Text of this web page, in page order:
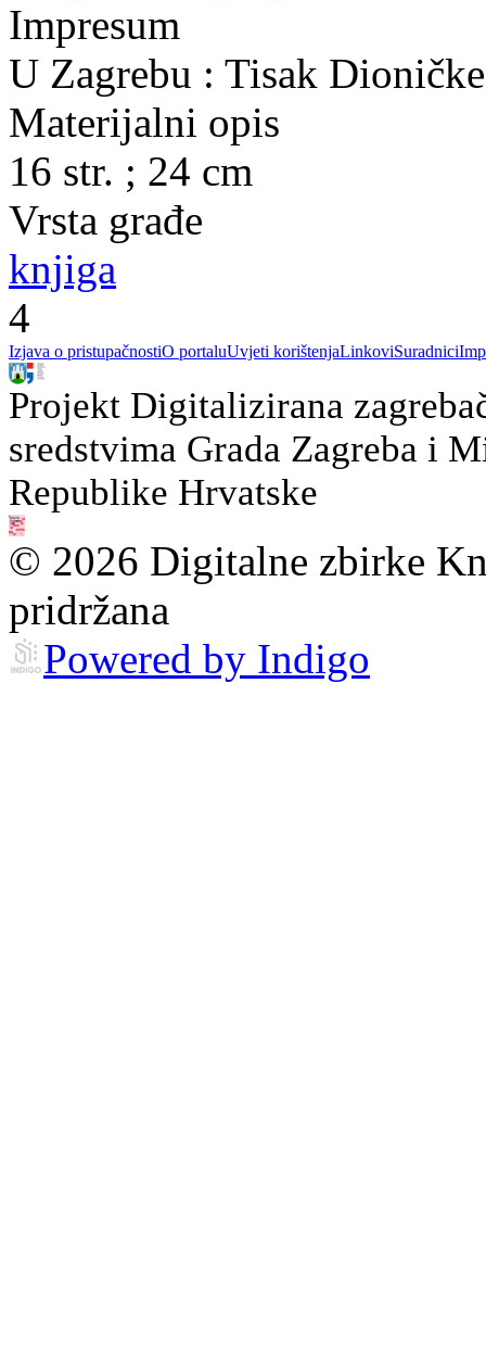
Impresum
U Zagrebu : Tisak
Materijalni opis
16 str. ; 24 cm
Vrsta građe
knjiga
4
Izjava o pristupačnostiO portaluUvjeti korištenjaLinkoviSuradnici
Projekt Digitalizirana
sredstvima Grada Zagreba i
Republike Hrvatske
© 2026 Digitalne zbirke
pridržana
Powered by Indigo